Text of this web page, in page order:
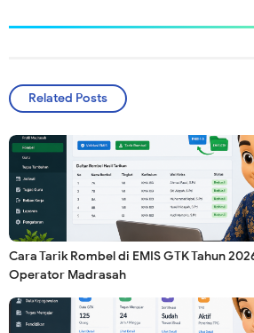
Related Posts
Cara Tarik Rombel di EMIS GTK Tahun
Operator Madrasah